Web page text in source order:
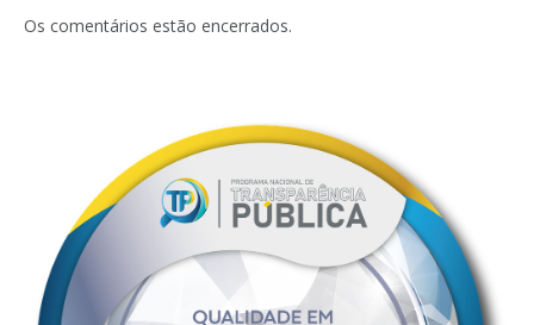
Os comentários estão encerrados.